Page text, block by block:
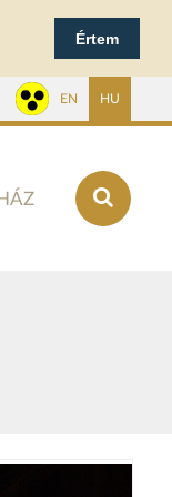
Értem
EN HU